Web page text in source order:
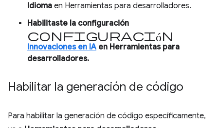
Idioma en Herramientas para desarrolladores.
Habilitaste la configuración
Configuración
Innovaciones en IA en Herramientas para
desarrolladores.
Habilitar la generación de código
Para habilitar la generación de código específicamente,